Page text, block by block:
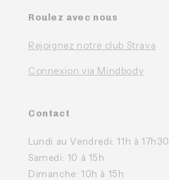
Roulez avec nous
Rejoignez notre club Strava
Connexion via Mindbody
Contact
Lundi au Vendredi: 11h à 17h30
Samedi: 10 à 15h
Dimanche: 10h à 15h